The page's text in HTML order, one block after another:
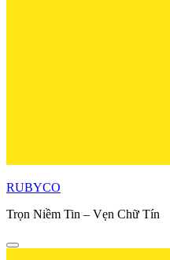
RUBYCO
Trọn Niềm Tin – Vẹn Chữ Tín